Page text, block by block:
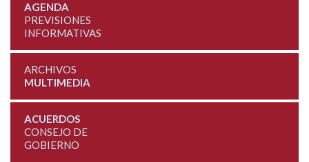
AGENDA
PREVISIONES
INFORMATIVAS
ARCHIVOS
MULTIMEDIA
ACUERDOS
CONSEJO DE
GOBIERNO